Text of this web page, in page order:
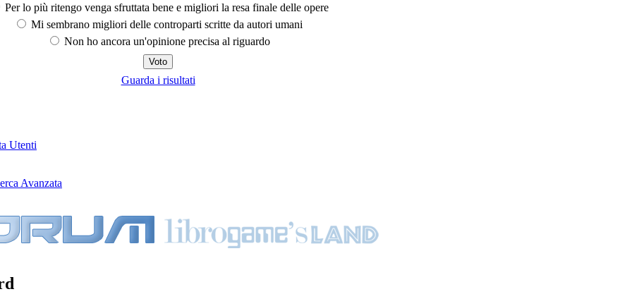
Per lo più ritengo venga sfruttata bene e migliori la resa finale delle opere
Mi sembrano migliori delle controparti scritte da autori umani
Non ho ancora un'opinione precisa al riguardo
Guarda i risultati
Utenti
Avanzata